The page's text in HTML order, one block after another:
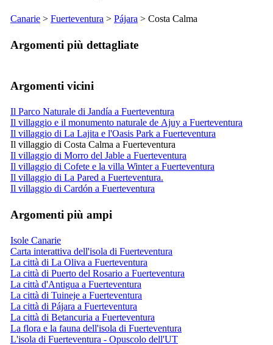
Canarie > Fuerteventura > Pájara > Costa Calma
Argomenti più dettagliate
Argomenti vicini
Il Parco Naturale di Jandía a Fuerteventura
Il villaggio e il monumento naturale de Ajuy a Fuerteventura
Il villaggio di La Lajita e l'Oasis Park a Fuerteventura
Il villaggio di Costa Calma a Fuerteventura
Il villaggio di Morro del Jable a Fuerteventura
Il villaggio di Cofete e la villa Winter a Fuerteventura
Il villaggio di La Pared a Fuerteventura.
Il villaggio di Cardón a Fuerteventura
Argomenti più ampi
Isole Canarie
Carta interattiva dell'isola di Fuerteventura
La città di La Oliva a Fuerteventura
La città di Puerto del Rosario a Fuerteventura
La città d'Antigua a Fuerteventura
La città di Tuineje a Fuerteventura
La città di Pájara a Fuerteventura
La città di Betancuria a Fuerteventura
La flora e la fauna dell'isola di Fuerteventura
L'isola di Fuerteventura - Opuscolo dell'UT